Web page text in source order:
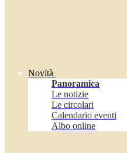
Novità
Panoramica
Le notizie
Le circolari
Calendario eventi
Albo online